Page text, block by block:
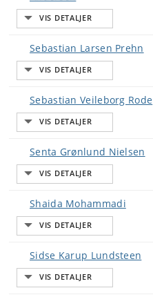
Sebastian Larsen Prehn
Sebastian Veileborg Rode
Senta Grønlund Nielsen
Shaida Mohammadi
Sidse Karup Lundsteen